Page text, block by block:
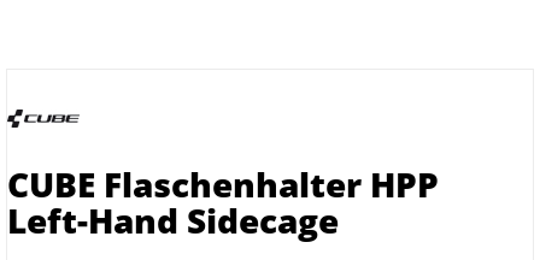
CUBE Flaschenhalter HPP
Left-Hand Sidecage